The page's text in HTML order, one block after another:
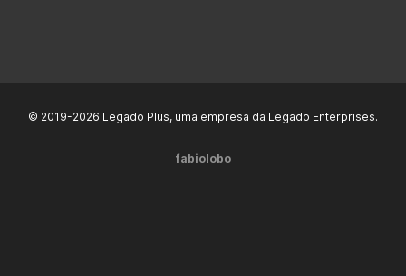
© 2019-2026 Legado Plus, uma empresa da Legado Enterprises.
fabiolobo